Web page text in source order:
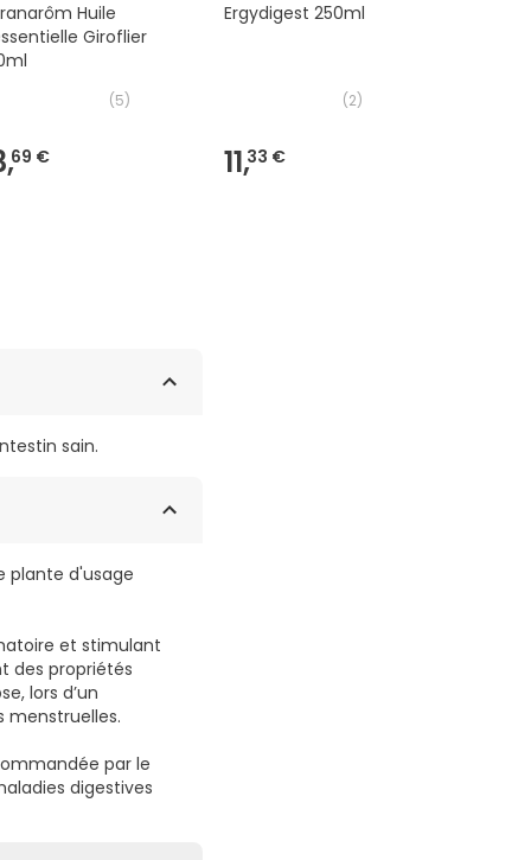
Huile
Giroflier
(5)
69 €
Ergydigest 250ml
(2)
11,33 €
sain.
plante d'usage
et stimulant
des propriétés
lors d’un
menstruelles.
par le
digestives